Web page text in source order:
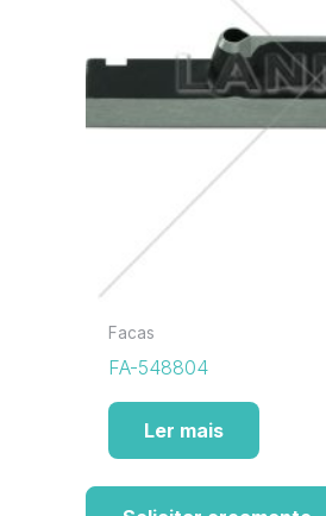
Facas
FA-548804
Ler mais